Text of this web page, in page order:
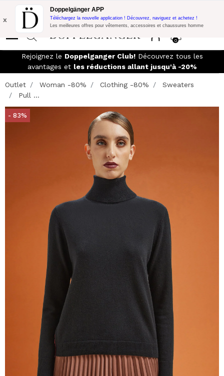
Promo Flash: 10% de réduction supplémentaire sur 300€ d'achat
avec le code:
0
x
Doppelgänger APP
Téléchargez la nouvelle application ! Découvrez, naviguez et achetez !
Les meilleures offres pour vêtements, accessoires et chaussures homme
Rejoignez le Doppelganger Club!Découvrez tous les
avantages et les réductions allant jusqu'à -20%
Outlet Woman -80% Clothing -80%
Sweaters
Pull ...
- 83%